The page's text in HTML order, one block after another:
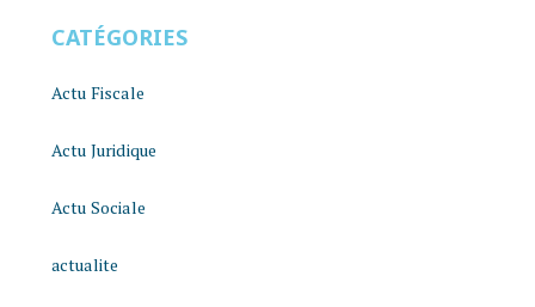
CATÉGORIES
Actu Fiscale
Actu Juridique
Actu Sociale
actualite